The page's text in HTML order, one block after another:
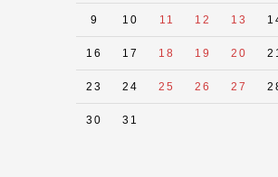
9 10 11 12 13
16 17 18 19 20 21
23 24 25 26 27
30 31